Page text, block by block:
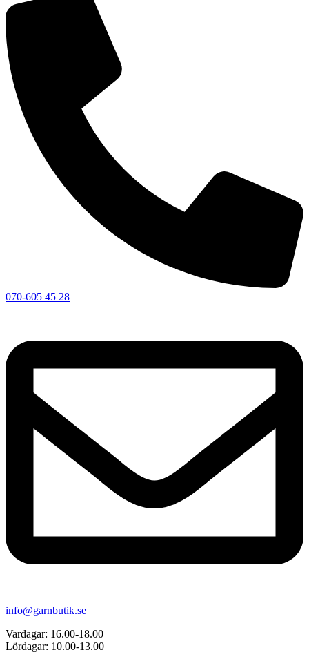
070-605 45 28
info@garnbutik.se
Vardagar: 16.00-18.00
Lördagar: 10.00-13.00